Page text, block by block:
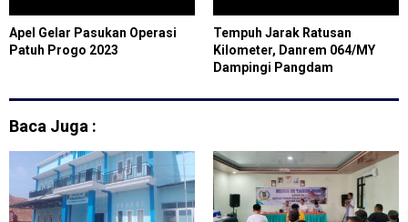
Apel Gelar Pasukan Operasi
Patuh Progo 2023
Tempuh Jarak Ratusan
Kilometer, Danrem 064/MY
Dampingi Pangdam
Wilayah Lebak dan
Baca Juga :